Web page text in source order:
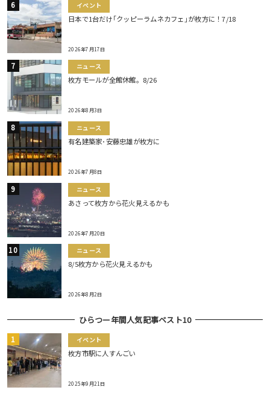
イベント
日本で1台だけ｢クッピーラムネカフェ｣が枚方に！7/18
2026年7月17日
ニュース
枚方モールが全館休館。8/26
2026年8月3日
ニュース
有名建築家･安藤忠雄が枚方に
2026年7月8日
ニュース
あさって枚方から花火見えるかも
2026年7月20日
ニュース
8/5枚方から花火見えるかも
2026年8月2日
ひらつー年間人気記事ベスト10
イベント
枚方市駅に人すんごい
2025年9月21日